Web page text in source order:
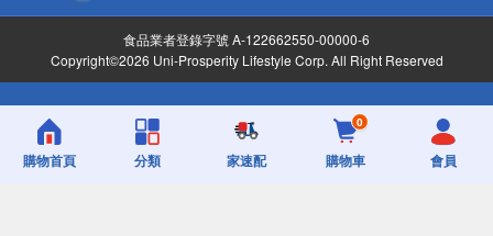
食品業者登錄字號 A-122662550-00000-6
Copyright©2026 Uni-Prosperity Lifestyle Corp. All Right Reserved
購物首頁 分類 家速配
0
購物車 會員